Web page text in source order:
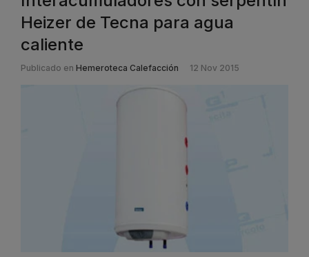
Heizer de Tecna para agua
caliente
Publicado en Hemeroteca Calefacción 12 Nov 2015